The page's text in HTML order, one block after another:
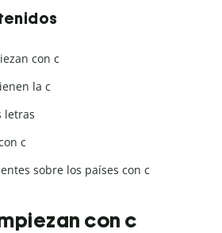
con c
la c
letras
c
sobre los países con c
con c